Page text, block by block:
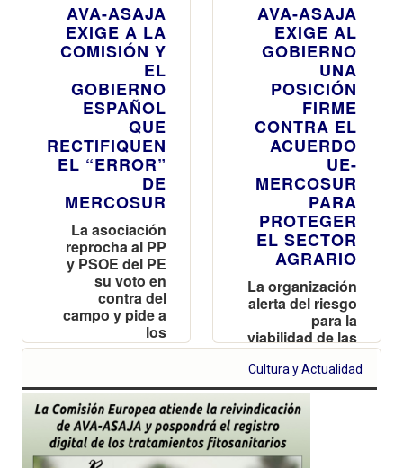
AVA-ASAJA
EXIGE A LA
COMISIÓN Y
EL
GOBIERNO
ESPAÑOL
QUE
RECTIFIQUEN
EL “ERROR”
DE
MERCOSUR
La asociación
reprocha al PP
y PSOE del PE
su voto en
contra del
campo y pide a
los
ayuntamientos
una moción
para proteger a
los productores
AVA-ASAJA
EXIGE AL
GOBIERNO
UNA
POSICIÓN
FIRME
CONTRA EL
ACUERDO
UE-
MERCOSUR
PARA
PROTEGER
EL SECTOR
AGRARIO
La organización
alerta del riesgo
para la
viabilidad de las
explotaciones
valencianas y
reclama
reciprocidad
importaciones
de terceros
Cultura y Actualidad